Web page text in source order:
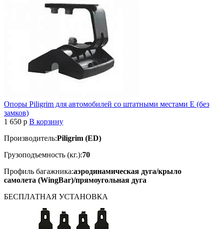
Опоры Piligrim для автомобилей со штатными местами Е (без
замков)
1 650 p В корзину
Производитель:Piligrim (ED)
Грузоподъемность (кг.):70
Профиль багажника:аэродинамическая дуга/крыло
самолета (WingBar)/прямоугольная дуга
БЕСПЛАТНАЯ УСТАНОВКА